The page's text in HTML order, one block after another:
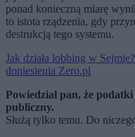
ponad konieczną miarę
to istota rządzenia, gdy
destrukcją tego systemu.
Jak działa lobbing w
doniesienia Zero.pl
Powiedział pan, że
publiczny.
Służą tylko temu. Do